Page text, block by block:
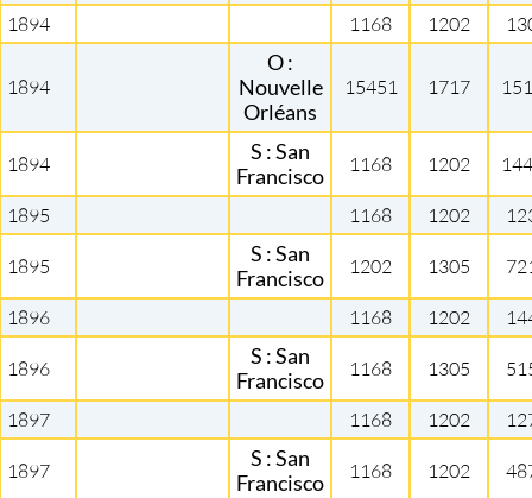
1894 1168 1202
1894
O :
Nouvelle
Orléans
15451 1717
1894
S : San
Francisco
1168 1202
1895 1168 1202
1895
S : San
Francisco
1202 1305
1896 1168 1202
1896
S : San
Francisco
1168 1305
1897 1168 1202
1897
S : San
Francisco
1168 1202